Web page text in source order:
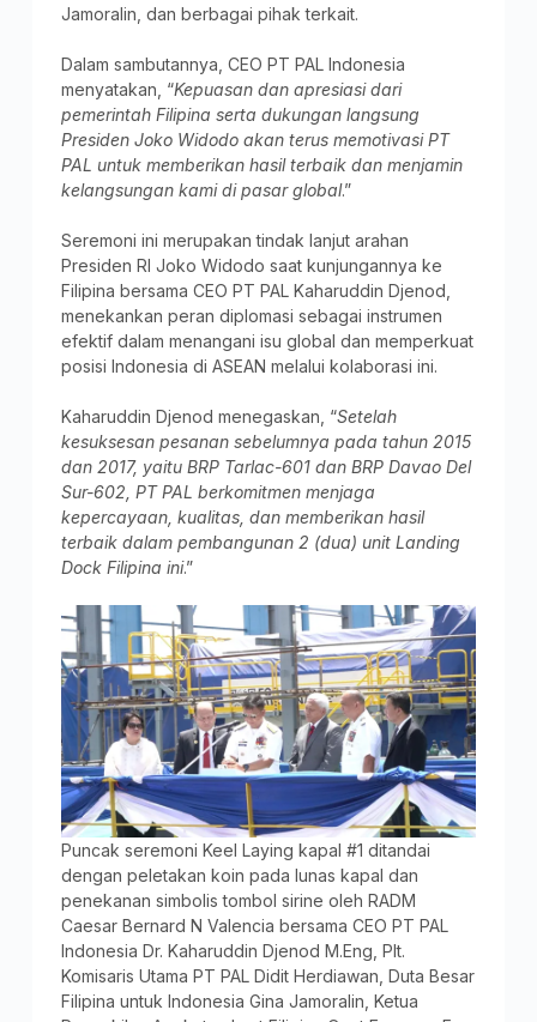
Jamoralin, dan berbagai pihak terkait.
Dalam sambutannya, CEO PT PAL Indonesia
menyatakan, “Kepuasan dan apresiasi dari
pemerintah Filipina serta dukungan langsung
Presiden Joko Widodo akan terus memotivasi PT
PAL untuk memberikan hasil terbaik dan menjamin
kelangsungan kami di pasar global.”
Seremoni ini merupakan tindak lanjut arahan
Presiden RI Joko Widodo saat kunjungannya ke
Filipina bersama CEO PT PAL Kaharuddin Djenod,
menekankan peran diplomasi sebagai instrumen
efektif dalam menangani isu global dan memperkuat
posisi Indonesia di ASEAN melalui kolaborasi ini.
Kaharuddin Djenod menegaskan, “Setelah
kesuksesan pesanan sebelumnya pada tahun 2015
dan 2017, yaitu BRP Tarlac-601 dan BRP Davao Del
Sur-602, PT PAL berkomitmen menjaga
kepercayaan, kualitas, dan memberikan hasil
terbaik dalam pembangunan 2 (dua) unit Landing
Dock Filipina ini.”
Puncak seremoni Keel Laying kapal #1 ditandai
dengan peletakan koin pada lunas kapal dan
penekanan simbolis tombol sirine oleh RADM
Caesar Bernard N Valencia bersama CEO PT PAL
Indonesia Dr. Kaharuddin Djenod M.Eng, Plt.
Komisaris Utama PT PAL Didit Herdiawan, Duta Besar
Filipina untuk Indonesia Gina Jamoralin, Ketua